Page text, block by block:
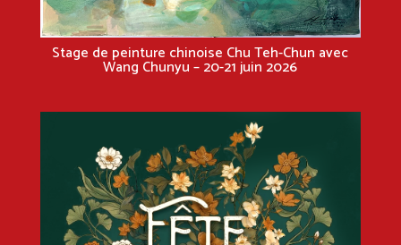
Stage de peinture chinoise Chu Teh-Chun avec
Wang Chunyu – 20-21 juin 2026